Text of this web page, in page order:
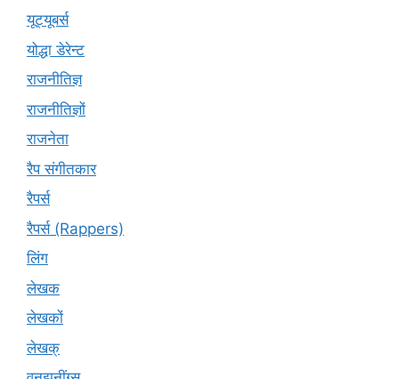
यूट्‍यूबर्स
योद्धा डेरेन्ट
राजनीतिज्ञ
राजनीतिज्ञों
राजनेता
रैप संगीतकार
रैपर्स
रैपर्स (Rappers)
लिंग
लेखक
लेखकों
लेखक्